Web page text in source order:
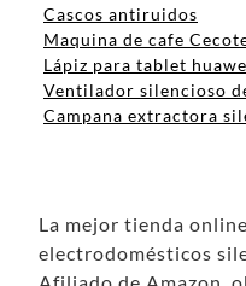
Cascos antiruidos
Maquina de cafe
Lápiz para tablet
Ventilador silencioso
Campana extractora
La mejor tienda
electrodomésticos